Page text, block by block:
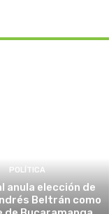
POLÍTICA
anula elección de
Beltrán como